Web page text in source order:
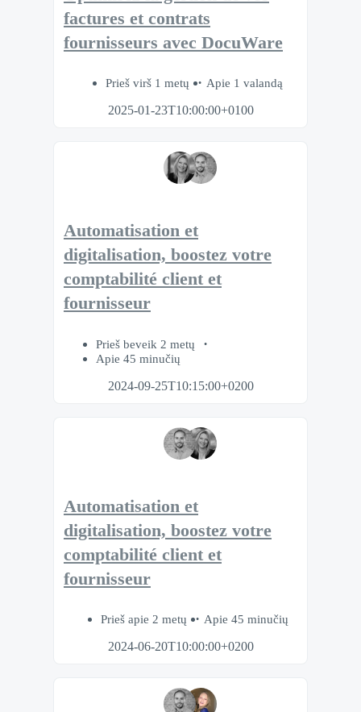
factures et contrats
fournisseurs avec DocuWare
Prieš virš 1 metų
Apie 1 valandą
2025-01-23T10:00:00+0100
Automatisation et
digitalisation, boostez votre
comptabilité client et
fournisseur
Prieš beveik 2 metų
Apie 45 minučių
2024-09-25T10:15:00+0200
Automatisation et
digitalisation, boostez votre
comptabilité client et
fournisseur
Prieš apie 2 metų
Apie 45 minučių
2024-06-20T10:00:00+0200